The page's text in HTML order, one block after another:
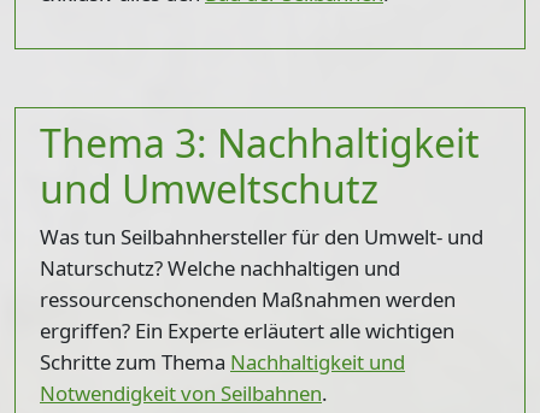
Thema 3: Nachhaltigkeit
und Umweltschutz
Was tun Seilbahnhersteller für den Umwelt- und
Naturschutz? Welche nachhaltigen und
ressourcenschonenden Maßnahmen werden
ergriffen? Ein Experte erläutert alle wichtigen
Schritte zum Thema Nachhaltigkeit und
Notwendigkeit von Seilbahnen.